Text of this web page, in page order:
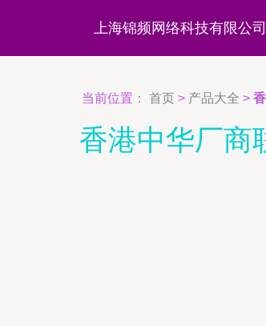
上海锦频网络科技有限公司
当前位置： 首页 > 产品大全 >
香港中华厂商